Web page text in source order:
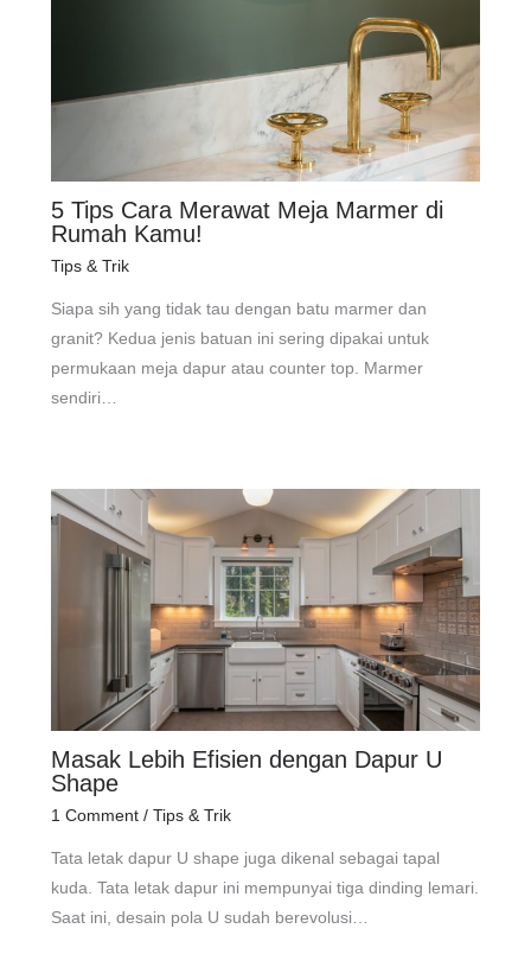
5 Tips Cara Merawat Meja Marmer di
Rumah Kamu!
Tips & Trik
Siapa sih yang tidak tau dengan batu marmer dan
granit? Kedua jenis batuan ini sering dipakai untuk
permukaan meja dapur atau counter top. Marmer
sendiri…
Masak Lebih Efisien dengan Dapur U
Shape
1 Comment / Tips & Trik
Tata letak dapur U shape juga dikenal sebagai tapal
kuda. Tata letak dapur ini mempunyai tiga dinding lemari.
Saat ini, desain pola U sudah berevolusi…